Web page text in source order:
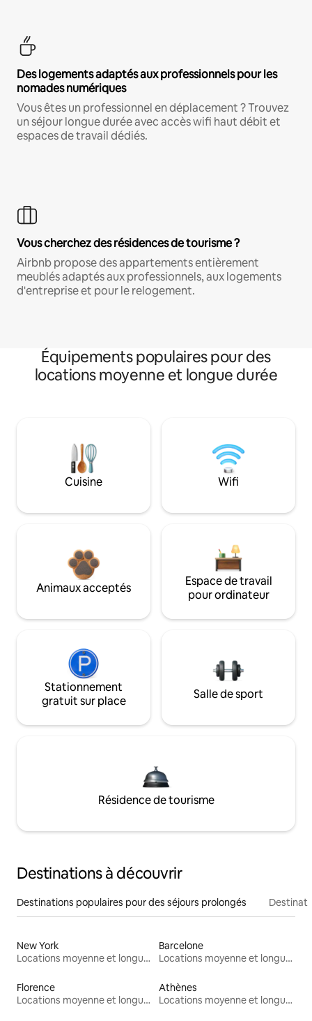
Des logements adaptés aux professionnels pour les
nomades numériques
Vous êtes un professionnel en déplacement ? Trouvez
un séjour longue durée avec accès wifi haut débit et
espaces de travail dédiés.
Vous cherchez des résidences de tourisme ?
Airbnb propose des appartements entièrement
meublés adaptés aux professionnels, aux logements
d'entreprise et pour le relogement.
Équipements populaires pour des
locations moyenne et longue durée
Cuisine Wifi
Animaux acceptés
Espace de travail
pour ordinateur
Stationnement
gratuit sur place
Salle de sport
Résidence de tourisme
Destinations à découvrir
Destinations populaires pour des séjours prolongés
New York
Locations moyenne et longue durée
Barcelone
Locations moyenne et longue durée
Florence
Locations moyenne et longue durée
Athènes
Locations moyenne et longue durée